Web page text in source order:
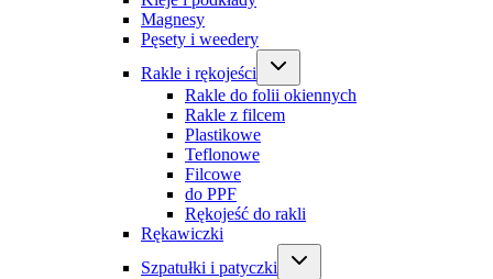
Magnesy
Pęsety i weedery
Rakle i rękojeści
Rakle do folii okiennych
Rakle z filcem
Plastikowe
Teflonowe
Filcowe
do PPF
Rękojeść do rakli
Rękawiczki
Szpatułki i patyczki